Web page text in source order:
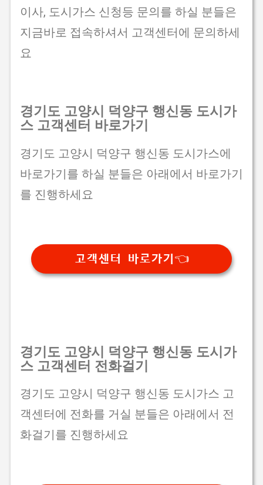
이사, 도시가스 신청등 문의를 하실 분들은
지금바로 접속하셔서 고객센터에 문의하세
요
경기도 고양시 덕양구 행신동 도시가
스 고객센터 바로가기
경기도 고양시 덕양구 행신동 도시가스에
바로가기를 하실 분들은 아래에서 바로가기
를 진행하세요
고객센터 바로가기👈
경기도 고양시 덕양구 행신동 도시가
스 고객센터 전화걸기
경기도 고양시 덕양구 행신동 도시가스 고
객센터에 전화를 거실 분들은 아래에서 전
화걸기를 진행하세요